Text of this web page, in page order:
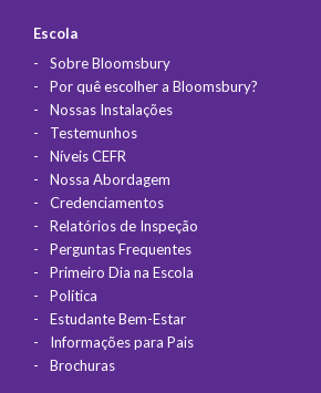
Escola
Sobre Bloomsbury
Por quê escolher a Bloomsbury?
Nossas Instalações
Testemunhos
Níveis CEFR
Nossa Abordagem
Credenciamentos
Relatórios de Inspeção
Perguntas Frequentes
Primeiro Dia na Escola
Política
Estudante Bem-Estar
Informações para Pais
Brochuras